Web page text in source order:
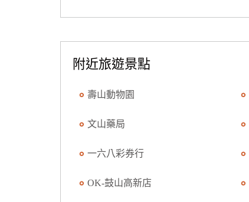
附近旅遊景點
壽山動物園
文山藥局
一六八彩券行
OK-鼓山高新店